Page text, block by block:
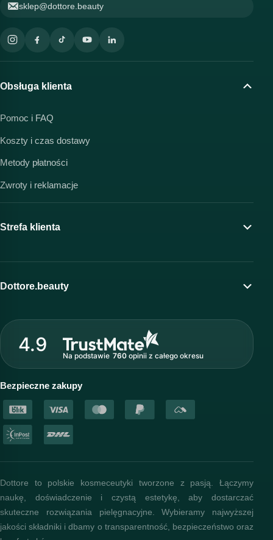
sklep@dottore.beauty
Obsługa klienta
Pomoc i FAQ
Koszty i czas dostawy
Metody płatności
Zwroty i reklamacje
Strefa klienta
Moje konto
Program lojalnościowy
Strefa profesjonalisty
Dottore.beauty
O marce Dottore
Nasz zespół
Akademia i szkolenia
Baza wiedzy
4.9
Na podstawie 760opinii z całego okresu
Bezpieczne zakupy
Dottore to polskie kosmeceutyki tworzone z pasją. Łączymy
naukę, doświadczenie i czystą estetykę, aby dostarczać
skuteczne rozwiązania pielęgnacyjne. Wybieramy najwyższej
jakości składniki i dbamy o transparentność, bezpieczeństwo oraz